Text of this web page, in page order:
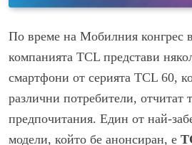
По време на Мобилния конгрес
компанията TCL представи
смартфони от серията TCL 60,
различни потребители, отчитат
предпочитания. Един от най-
модели, който бе анонсиран, е